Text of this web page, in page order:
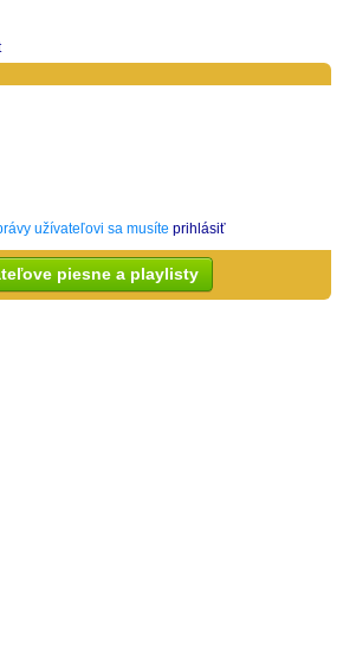
užívateľovi sa musíte prihlásiť
piesne a playlisty